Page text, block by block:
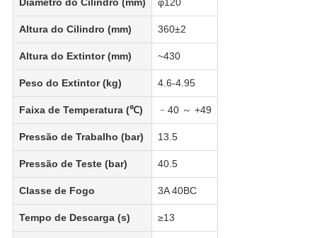
Diâmetro do Cilindro (mm) φ120
Altura do Cilindro (mm) 360±2
Altura do Extintor (mm) ~430
Peso do Extintor (kg) 4.6-4.95
Faixa de Temperatura (℃) ﹣40 ～ +49
Pressão de Trabalho (bar) 13.5
Pressão de Teste (bar) 40.5
Classe de Fogo 3A 40BC
Tempo de Descarga (s) ≥13